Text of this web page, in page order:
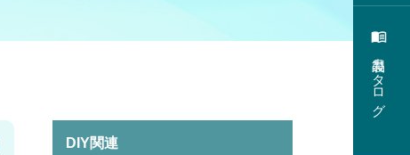
menu_book
製品カタログ
DIY関連